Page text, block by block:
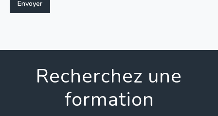
Recherchez une
formation